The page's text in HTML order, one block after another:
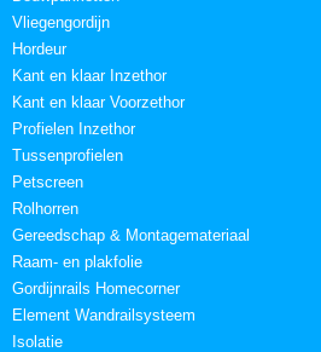
Vliegengordijn
Hordeur
Kant en klaar Inzethor
Kant en klaar Voorzethor
Profielen Inzethor
Tussenprofielen
Petscreen
Rolhorren
Gereedschap & Montagemateriaal
Raam- en plakfolie
Gordijnrails Homecorner
Element Wandrailsysteem
Isolatie